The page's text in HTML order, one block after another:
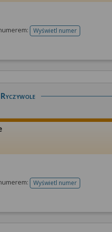
Wyświetl numertelefonu do rejestracji
Wyświetl numertelefonu do rejestracji